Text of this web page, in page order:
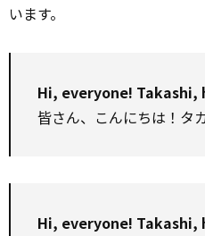
います。
Hi, everyone! Takashi,
皆さん、こんにちは！タ
Hi, everyone!